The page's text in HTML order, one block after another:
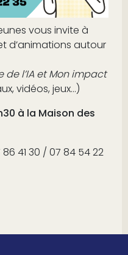
vous invite à
d’animations autour
de l’IA etMon impact
vidéos, jeux…)
à la Maison des
41 30 / 07 84 54 22